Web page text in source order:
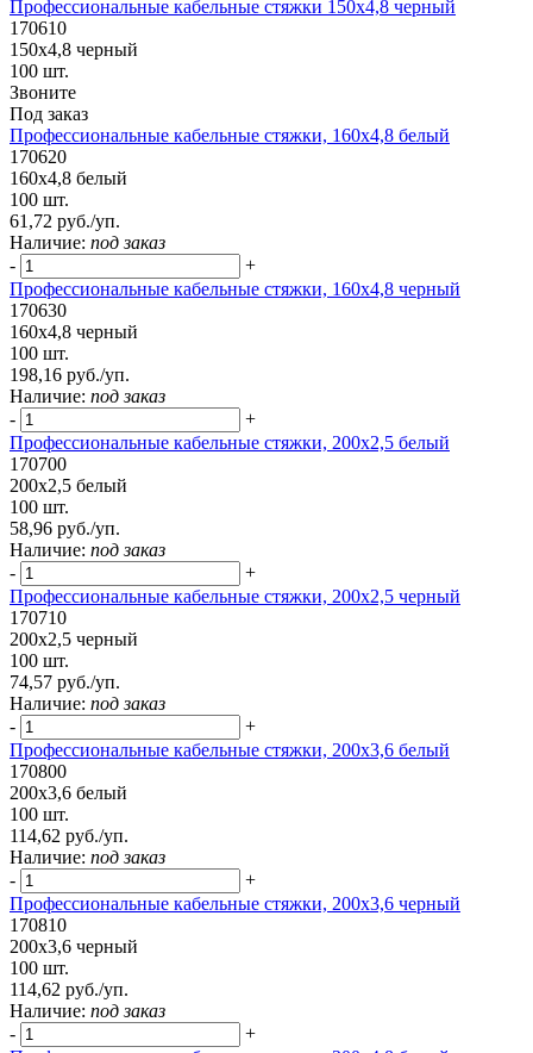
Профессиональные кабельные стяжки 150х4,8 черный
170610
150х4,8 черный
100 шт.
Звоните
Под заказ
Профессиональные кабельные стяжки, 160х4,8 белый
170620
160х4,8 белый
100 шт.
61,72 руб./уп.
Наличие: под заказ
-
+
Профессиональные кабельные стяжки, 160х4,8 черный
170630
160х4,8 черный
100 шт.
198,16 руб./уп.
Наличие: под заказ
-
+
Профессиональные кабельные стяжки, 200х2,5 белый
170700
200х2,5 белый
100 шт.
58,96 руб./уп.
Наличие: под заказ
-
+
Профессиональные кабельные стяжки, 200х2,5 черный
170710
200х2,5 черный
100 шт.
74,57 руб./уп.
Наличие: под заказ
-
+
Профессиональные кабельные стяжки, 200х3,6 белый
170800
200х3,6 белый
100 шт.
114,62 руб./уп.
Наличие: под заказ
-
+
Профессиональные кабельные стяжки, 200х3,6 черный
170810
200х3,6 черный
100 шт.
114,62 руб./уп.
Наличие: под заказ
-
+